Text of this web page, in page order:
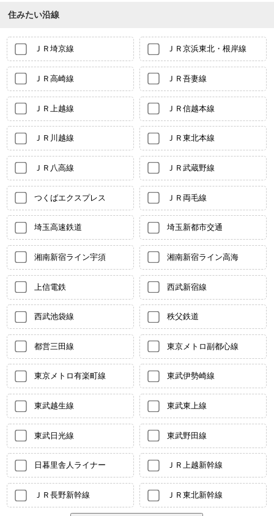
住みたい沿線
ＪＲ埼京線 ＪＲ京浜東北・根岸線
ＪＲ高崎線 ＪＲ吾妻線
ＪＲ上越線 ＪＲ信越本線
ＪＲ川越線 ＪＲ東北本線
ＪＲ八高線 ＪＲ武蔵野線
つくばエクスプレス ＪＲ両毛線
埼玉高速鉄道 埼玉新都市交通
湘南新宿ライン宇須 湘南新宿ライン高海
上信電鉄 西武新宿線
西武池袋線 秩父鉄道
都営三田線 東京メトロ副都心線
東京メトロ有楽町線 東武伊勢崎線
東武越生線 東武東上線
東武日光線 東武野田線
日暮里舎人ライナー ＪＲ上越新幹線
ＪＲ長野新幹線 ＪＲ東北新幹線